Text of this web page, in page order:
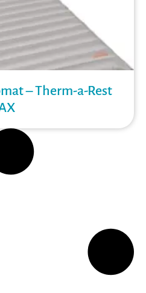
– Therm-a-Rest